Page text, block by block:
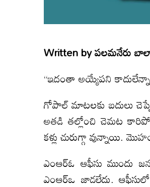
Written byపలమనేరు
“ఇదంతా అయ్యేపని
గోపాల్ మాటలకు బదులు
అతడి తల్లోంచి చెమట
కళ్లు చురుగ్గా వున్నాయి.
ఎంఆర్ఓ ఆఫీసు ముందు
ఎంఆర్ఒ జాడలేదు.